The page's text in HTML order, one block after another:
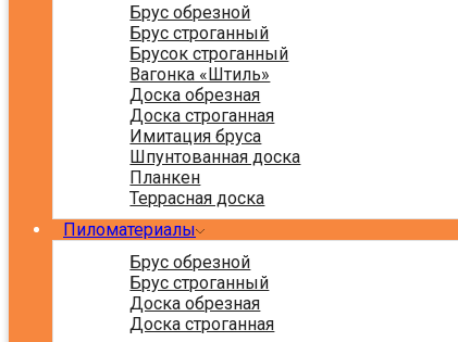
Брус обрезной
Брус строганный
Брусок строганный
Вагонка «Штиль»
Доска обрезная
Доска строганная
Имитация бруса
Шпунтованная доска
Планкен
Террасная доска
Пиломатериалы
Брус обрезной
Брус строганный
Доска обрезная
Доска строганная